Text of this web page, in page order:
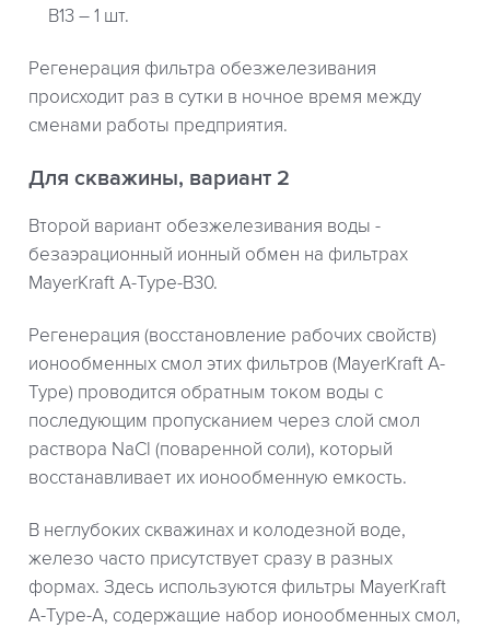
В13 – 1 шт.
Регенерация фильтра обезжелезивания
происходит раз в сутки в ночное время между
сменами работы предприятия.
Для скважины, вариант 2
Второй вариант обезжелезивания воды -
безаэрационный ионный обмен на фильтрах
MayerKraft A-Type-B30.
Регенерация (восстановление рабочих свойств)
ионообменных смол этих фильтров (MayerKraft A-
Type) проводится обратным током воды с
последующим пропусканием через слой смол
раствора NaCl (поваренной соли), который
восстанавливает их ионообменную емкость.
В неглубоких скважинах и колодезной воде,
железо часто присутствует сразу в разных
формах. Здесь используются фильтры MayerKraft
A-Type-A, содержащие набор ионообменных смол,